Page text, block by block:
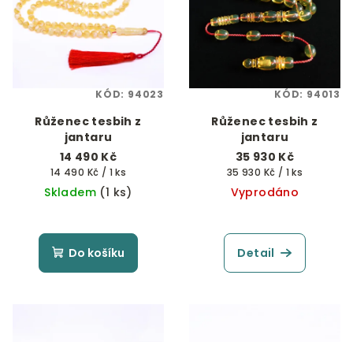
Růženec tesbih z
jantaru
14 490 Kč
Měrná
cena:
14 490 Kč / 1 ks
Skladem (1 ks)
Do košíku
KÓD: 94023
Růženec tesbih z
jantaru
35 930 Kč
Měrná
cena:
35 930 Kč / 1 ks
Vyprodáno
Detail
KÓD: 94013